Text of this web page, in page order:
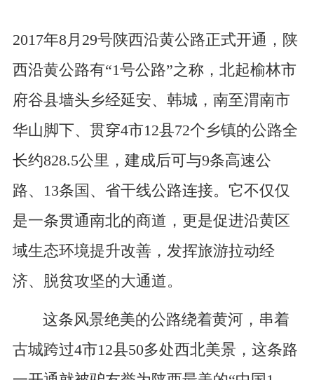
2017年8月29号陕西沿黄公路正式开通，陕
西沿黄公路有“1号公路”之称，北起榆林市
府谷县墙头乡经延安、韩城，南至渭南市
华山脚下、贯穿4市12县72个乡镇的公路全
长约828.5公里，建成后可与9条高速公
路、13条国、省干线公路连接。它不仅仅
是一条贯通南北的商道，更是促进沿黄区
域生态环境提升改善，发挥旅游拉动经
济、脱贫攻坚的大通道。
这条风景绝美的公路绕着黄河，串着
古城跨过4市12县50多处西北美景，这条路